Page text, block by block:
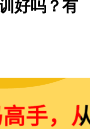
好吗？有